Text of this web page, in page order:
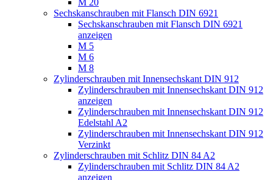
Sechskanschrauben mit Flansch DIN 6921
Sechskanschrauben mit Flansch DIN 6921
anzeigen
M 5
M 6
M 8
Zylinderschrauben mit Innensechskant DIN 912
Zylinderschrauben mit Innensechskant DIN 912
anzeigen
Zylinderschrauben mit Innensechskant DIN 912
Edelstahl A2
Zylinderschrauben mit Innensechskant DIN 912
Verzinkt
Zylinderschrauben mit Schlitz DIN 84 A2
Zylinderschrauben mit Schlitz DIN 84 A2
anzeigen